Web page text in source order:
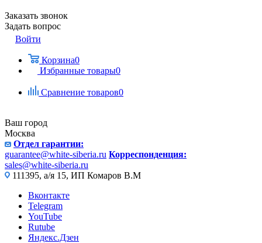
Заказать звонок
Задать вопрос
Войти
Корзина0
Избранные товары0
Сравнение товаров0
Ваш город
Москва
Отдел гарантии:
guarantee@white-siberia.ru Корреспонденция:
sales@white-siberia.ru
111395, а/я 15, ИП Комаров В.М
Вконтакте
Telegram
YouTube
Rutube
Яндекс.Дзен